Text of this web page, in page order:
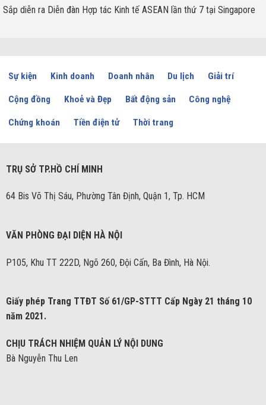
Sắp diễn ra Diễn đàn Hợp tác Kinh tế ASEAN lần thứ 7 tại Singapore
Sự kiện Kinh doanh Doanh nhân Du lịch Giải trí
Cộng đồng Khoẻ và Đẹp Bất động sản Công nghệ
Chứng khoán Tiền điện tử Thời trang
TRỤ SỞ TP.HỒ CHÍ MINH
64 Bis Võ Thị Sáu, Phường Tân Định, Quận 1, Tp. HCM
VĂN PHÒNG ĐẠI DIỆN HÀ NỘI
P105, Khu TT 222D, Ngõ 260, Đội Cấn, Ba Đình, Hà Nội.
Giấy phép Trang TTĐT Số 61/GP-STTT Cấp Ngày 21 tháng 10
năm 2021.
CHỊU TRÁCH NHIỆM QUẢN LÝ NỘI DUNG
Bà Nguyễn Thu Len